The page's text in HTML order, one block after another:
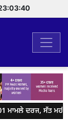
ਦਰਜ, ਸੱਤ